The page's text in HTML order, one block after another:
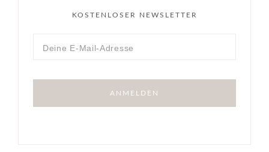
KOSTENLOSER NEWSLETTER